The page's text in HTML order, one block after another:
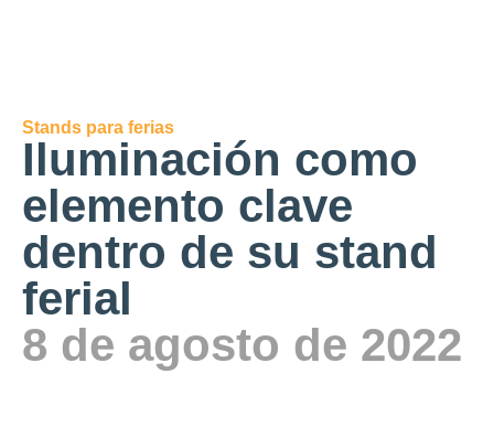
Stands para ferias
Iluminación como
elemento clave
dentro de su stand
ferial
8 de agosto de 2022